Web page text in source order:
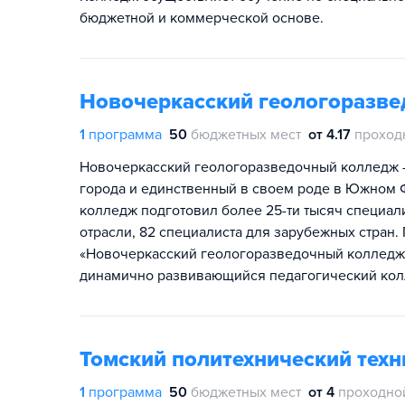
бюджетной и коммерческой основе.
Новочеркасский
1 программа 50 бюджетных мест от 4.17
Новочеркасский геологоразведочный
города и единственный в своем роде в Южном
колледж подготовил более 25-ти тысяч
отрасли, 82 специалиста для зарубежных
«Новочеркасский геологоразведочный
динамично развивающийся педагогический
Томский политехнический
1 программа 50 бюджетных мест от 4